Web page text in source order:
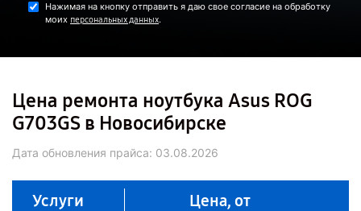
Нажимая на кнопку отправить я даю свое согласие на обработку
моих персональных данных.
Цена ремонта ноутбука Asus ROG
G703GS в Новосибирске
Дата обновления прайса: 03.08.2026
Услуги Цена, от